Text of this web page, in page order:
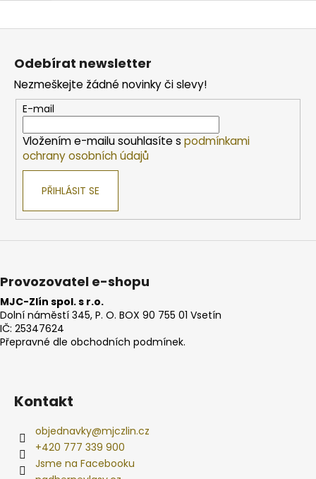
Z
Odebírat newsletter
Nezmeškejte žádné novinky či slevy!
E-mail
Vložením e-mailu souhlasíte s podmínkami
ochrany osobních údajů
PŘIHLÁSIT SE
Provozovatel e-shopu
MJC-Zlín spol. s r.o.
Dolní náměstí 345, P. O. BOX 90 755 01 Vsetín
IČ: 25347624
Přepravné dle obchodních podmínek.
Kontakt
objednavky@mjczlin.cz
+420 777 339 900
Jsme na Facebooku